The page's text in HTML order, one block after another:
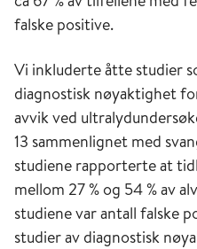
falske positive.
Vi inkluderte åtte studier
diagnostisk nøyaktighet
avvik ved
13 sammenlignet med
studiene rapporterte at
mellom 27 % og 54 % av
studiene var antall falske
studier av diagnostisk